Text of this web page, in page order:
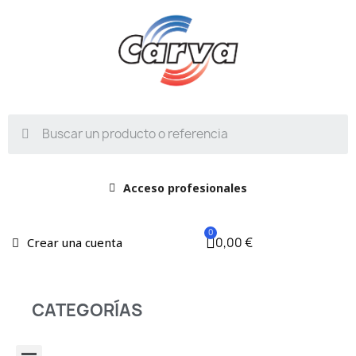
Acceso profesionales
Crear una cuenta 0,00 €
CATEGORÍAS